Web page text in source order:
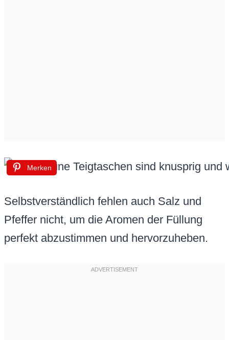
Merken
Selbstverständlich fehlen auch Salz und
Pfeffer nicht, um die Aromen der Füllung
perfekt abzustimmen und hervorzuheben.